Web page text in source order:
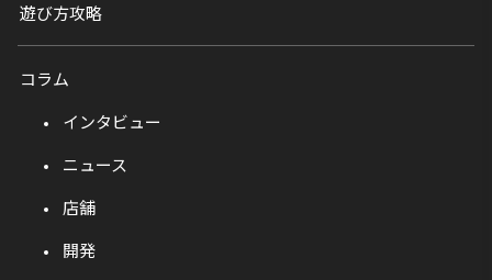
遊び方攻略
コラム
インタビュー
ニュース
店舗
開発